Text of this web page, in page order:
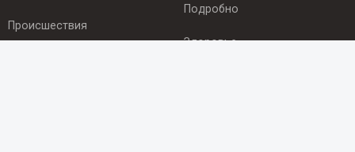
Происшествия
Подробно
Здоровье